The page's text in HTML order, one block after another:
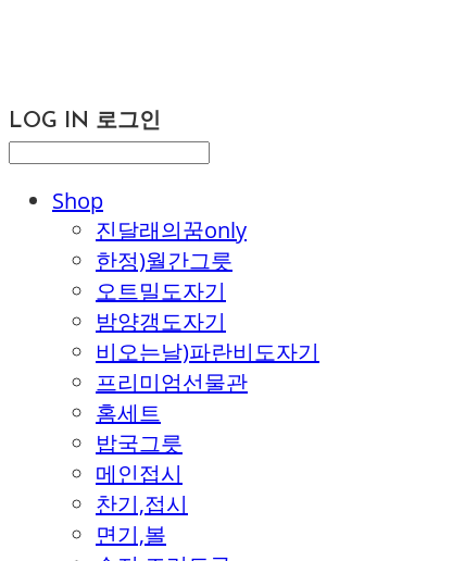
LOG IN 로그인
Shop
진달래의꿈only
한정)월간그릇
오트밀도자기
밤양갱도자기
비오는날)파란비도자기
프리미엄선물관
홈세트
밥국그릇
메인접시
찬기,접시
면기,볼